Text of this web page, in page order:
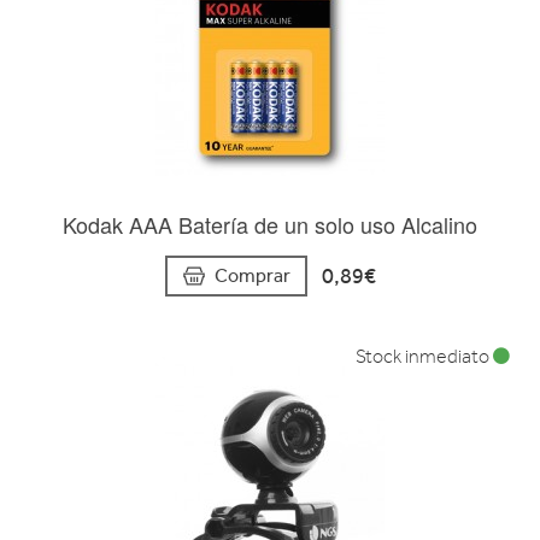
Kodak AAA Batería de un solo uso Alcalino
Comprar 0,89€
Stock inmediato